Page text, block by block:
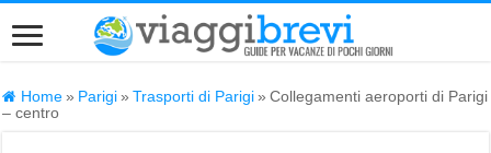
Home » Parigi » Trasporti di Parigi » Collegamenti aeroporti di Parigi
– centro